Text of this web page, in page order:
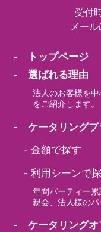
受付
メー
- トップページ
- 選ばれる理由
法人のお客様を
をご紹介します。
- ケータリングプ
-金額で探す
-利用シーンで
年間パーティー
親会、法人様のパ
- ケータリングオ